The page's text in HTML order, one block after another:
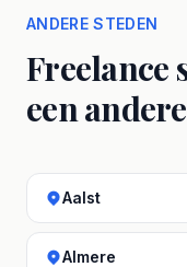
ANDERE STEDEN
Freelance
een
Aalst
Almere